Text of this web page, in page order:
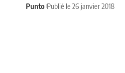
Punto Publié le 26 janvier 2018